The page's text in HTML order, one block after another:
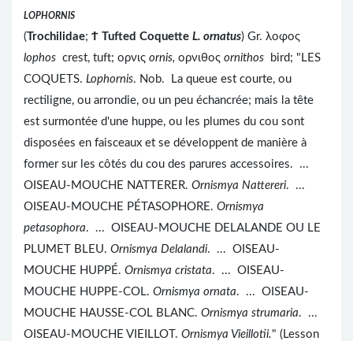
LOPHORNIS
(Trochilidae; Ϯ Tufted Coquette L. ornatus) Gr. λοφος
lophos crest, tuft; ορνις ornis, ορνιθος ornithos
bird; "LES
COQUETS. Lophornis. Nob. La queue est courte, ou
rectiligne, ou arrondie, ou un peu échancrée; mais la tête
est surmontée d'une huppe, ou les plumes du cou sont
disposées en faisceaux et se développent de manière à
former sur les côtés du cou des parures accessoires. ...
OISEAU-MOUCHE NATTERER. Ornismya Nattereri. ...
OISEAU-MOUCHE PÉTASOPHORE. Ornismya
petasophora. ... OISEAU-MOUCHE DELALANDE OU LE
PLUMET BLEU. Ornismya Delalandi. ... OISEAU-
MOUCHE HUPPÉ. Ornismya cristata. ... OISEAU-
MOUCHE HUPPE-COL. Ornismya ornata. ... OISEAU-
MOUCHE HAUSSE-COL BLANC. Ornismya strumaria. ...
OISEAU-MOUCHE VIEILLOT. Ornismya Vieillotii. " (Lesson